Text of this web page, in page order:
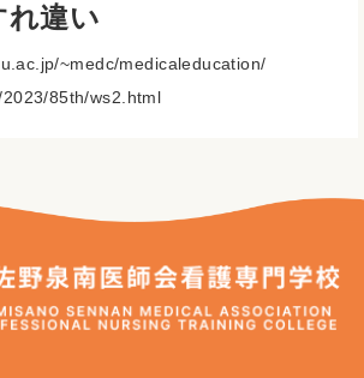
れ違い
~medc/medicaleducation/
85th/ws2. html